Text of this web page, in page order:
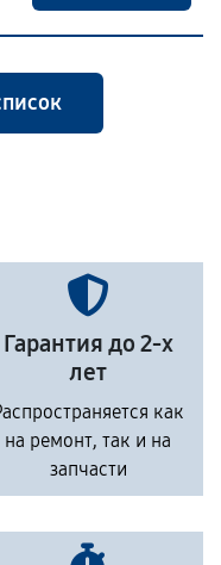
Гарантия до 2-х
лет
как
на ремонт, так и на
запчасти